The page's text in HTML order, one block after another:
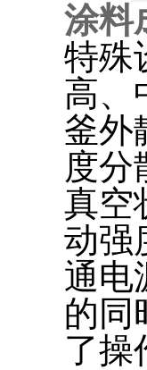
涂料
特殊
高、
釜外
度分
真空
动强
通电
的同
了操